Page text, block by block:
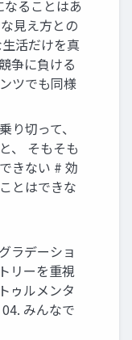
ることはあ
見え方との
活だけを真
争に負ける
ツでも同様
り切って、
、 そもそも
きない # 効
とはできな
ラデーショ
リーを重視
ゥルメンタ
みんなで